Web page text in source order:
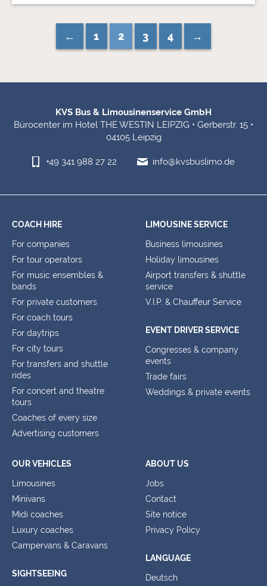
← 1 2 3 4 →
KVS Bus & Limousinenservice GmbH
Bürocenter im Hotel THE WESTIN LEIPZIG • Gerberstr. 15 •
04105 Leipzig
+49 341 988 27 22 info@kvsbuslimo.de
COACH HIRE
For companies
For tour operators
For music ensembles &
bands
For private customers
For coach tours
For daytrips
For city tours
For transfers and shuttle
rides
For concert and theatre
tours
Coaches of every size
Advertising customers
LIMOUSINE SERVICE
Business limousines
Holiday limousines
Airport transfers & shuttle
service
V.I.P. & Chauffeur Service
EVENT DRIVER SERVICE
Congresses & company
events
Trade fairs
Weddings & private events
OUR VEHICLES
Limousines
Minivans
Midi coaches
Luxury coaches
Campervans & Caravans
SIGHTSEEING
ABOUT US
Jobs
Contact
Site notice
Privacy Policy
LANGUAGE
Deutsch